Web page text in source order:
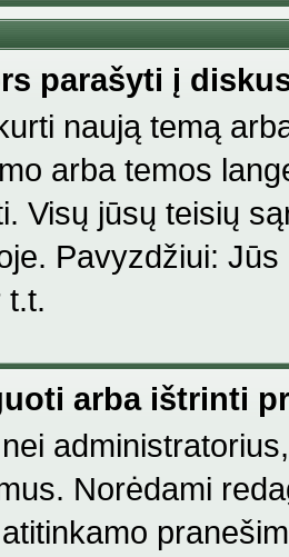
parašyti į
naują temą
arba temos
Visų jūsų teisių
Pavyzdžiui:
t.t.
arba ištrinti
Norėdami